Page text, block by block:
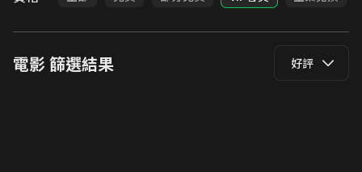
電影篩選結果 好評